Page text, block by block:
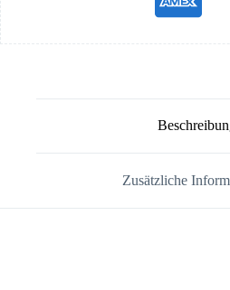
Zusätzliche